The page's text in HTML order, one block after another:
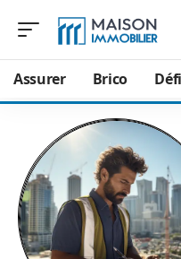
Assurer Brico